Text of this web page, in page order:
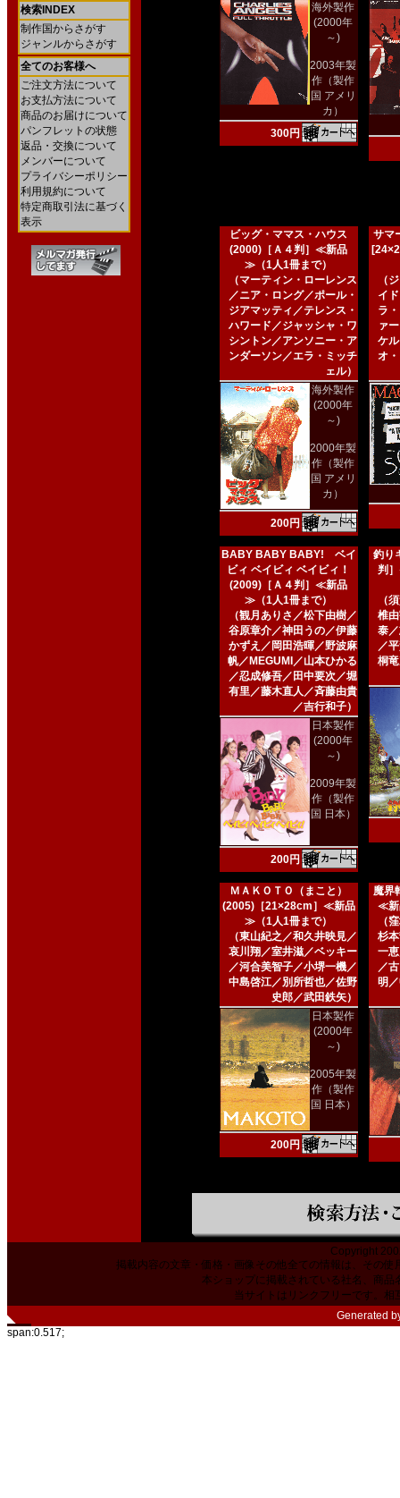
検索INDEX
制作国からさがす
ジャンルからさがす
全てのお客様へ
ご注文方法について
お支払方法について
商品のお届けについて
パンフレットの状態
返品・交換について
メンバーについて
プライバシーポリシー
利用規約について
特定商取引法に基づく
表示
海外製作
(2000年
～)
2003年製
作（製作
国 アメリ
カ）
300円
ビッグ・ママス・ハウス
(2000)［Ａ４判］≪新品
≫（1人1冊まで）
（マーティン・ローレンス
／ニア・ロング／ポール・
ジアマッティ／テレンス・
ハワード／ジャッシャ・ワ
シントン／アンソニー・ア
ンダーソン／エラ・ミッチ
ェル）
海外製作
(2000年
～)
2000年製
作（製作
国 アメリ
カ）
200円
サマ
（
イ
ラ
ァ
ケ
オ
BABY BABY BABY! ベイ
ビィ ベイビィ ベイビィ！
(2009)［Ａ４判］≪新品
≫（1人1冊まで）
（観月ありさ／松下由樹／
谷原章介／神田うの／伊藤
かずえ／岡田浩暉／野波麻
帆／MEGUMI／山本ひかる
／忍成修吾／田中要次／堀
有里／藤木直人／斉藤由貴
／吉行和子）
日本製作
(2000年
～)
2009年製
作（製作
国 日本）
200円
釣り
判
（
椎
泰
／
桐
ＭＡＫＯＴＯ（まこと）
(2005)［21×28cm］≪新品
≫（1人1冊まで）
（東山紀之／和久井映見／
哀川翔／室井滋／ベッキー
／河合美智子／小堺一機／
中島啓江／別所哲也／佐野
史郎／武田鉄矢）
日本製作
(2000年
～)
2005年製
作（製作
国 日本）
200円
魔界
≪新
（
杉
一
／
明
Copyright
掲載内容の文章・価格・画像その他全ての情報は、その
本ショップに掲載されている社名、商
当サイトはリンクフリーです。相
Generated
span:0.517;